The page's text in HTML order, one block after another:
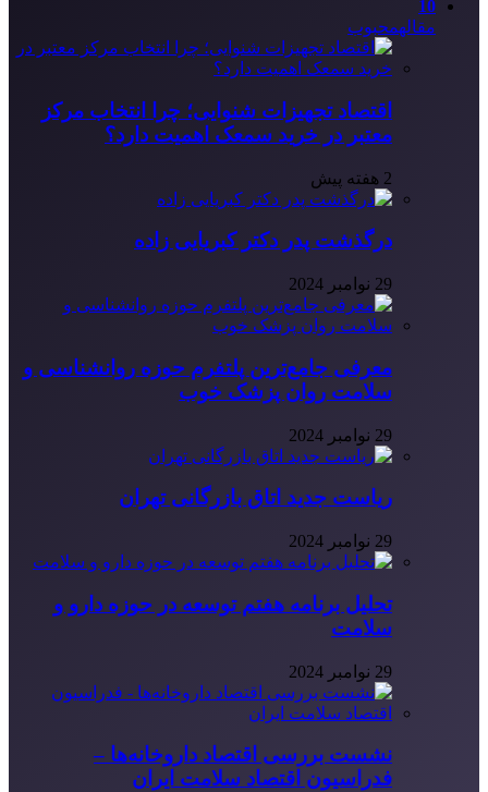
10
مقالهمحبوب
اقتصاد تجهیزات شنوایی؛ چرا انتخاب مرکز
معتبر در خرید سمعک اهمیت دارد؟
2 هفته پیش
درگذشت پدر دکتر کبریایی زاده
29 نوامبر 2024
معرفی جامع‌ترین پلتفرم حوزه روانشناسی و
سلامت روان پزشک خوب
29 نوامبر 2024
ریاست جدید اتاق بازرگانی تهران
29 نوامبر 2024
تحلیل برنامه هفتم توسعه در حوزه دارو و
سلامت
29 نوامبر 2024
نشست بررسی اقتصاد داروخانه‌ها –
فدراسیون اقتصاد سلامت ایران